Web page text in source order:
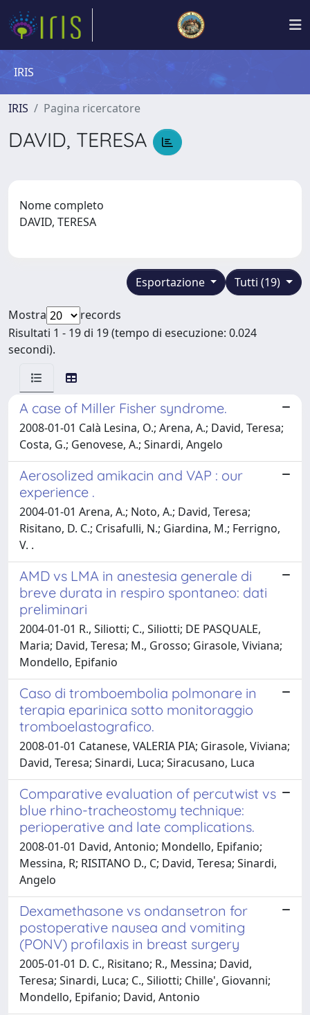
IRIS
IRIS Pagina ricercatore
DAVID, TERESA
Nome completo
DAVID, TERESA
Tutti (19)
Esportazione
Mostra
records
Risultati 1 - 19 di 19 (tempo di esecuzione: 0.024
secondi).
A case of Miller Fisher syndrome.
2008-01-01 Calà Lesina, O.; Arena, A.; David, Teresa;
Costa, G.; Genovese, A.; Sinardi, Angelo
Aerosolized amikacin and VAP : our
experience .
2004-01-01 Arena, A.; Noto, A.; David, Teresa;
Risitano, D. C.; Crisafulli, N.; Giardina, M.; Ferrigno,
V. .
AMD vs LMA in anestesia generale di
breve durata in respiro spontaneo: dati
preliminari
2004-01-01 R., Siliotti; C., Siliotti; DE PASQUALE,
Maria; David, Teresa; M., Grosso; Girasole, Viviana;
Mondello, Epifanio
Caso di tromboembolia polmonare in
terapia eparinica sotto monitoraggio
tromboelastografico.
2008-01-01 Catanese, VALERIA PIA; Girasole, Viviana;
David, Teresa; Sinardi, Luca; Siracusano, Luca
Comparative evaluation of percutwist vs
blue rhino-tracheostomy technique:
perioperative and late complications.
2008-01-01 David, Antonio; Mondello, Epifanio;
Messina, R; RISITANO D., C; David, Teresa; Sinardi,
Angelo
Dexamethasone vs ondansetron for
postoperative nausea and vomiting
(PONV) profilaxis in breast surgery
2005-01-01 D. C., Risitano; R., Messina; David,
Teresa; Sinardi, Luca; C., Siliotti; Chille', Giovanni;
Mondello, Epifanio; David, Antonio